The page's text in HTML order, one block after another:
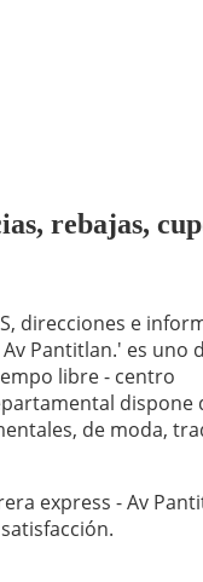
rebajas,
direcciones e
Pantitlan.' es uno
libre - centro
dispone
de moda,
express - Av